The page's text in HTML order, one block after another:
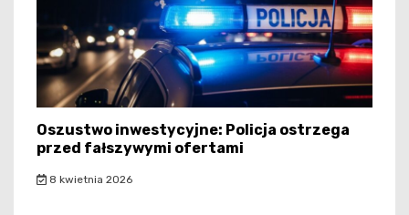
Oszustwo inwestycyjne: Policja ostrzega
przed fałszywymi ofertami
8 kwietnia 2026